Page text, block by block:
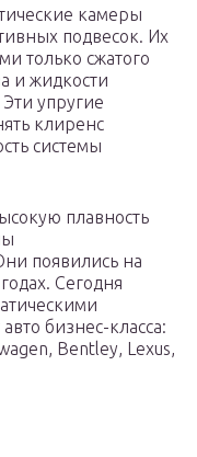
камеры
подвесок. Их
только сжатого
и жидкости
упругие
клиренс
системы
плавность
появились на
Сегодня
бизнес-класса:
Bentley, Lexus,